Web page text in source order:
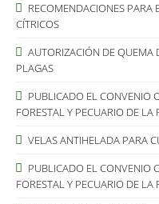
RECOMENDACIONES PARA
CÍTRICOS
AUTORIZACIÓN DE QUEMA
PLAGAS
PUBLICADO EL CONVENIO
FORESTAL Y PECUARIO DE LA
VELAS ANTIHELADA PARA
PUBLICADO EL CONVENIO
FORESTAL Y PECUARIO DE LA